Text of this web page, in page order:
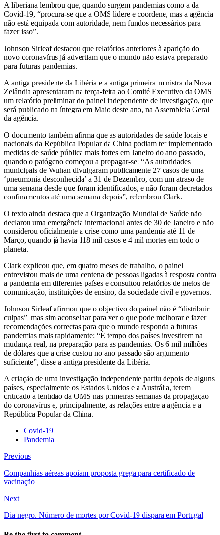
A liberiana lembrou que, quando surgem pandemias como a da
Covid-19, “procura-se que a OMS lidere e coordene, mas a agência
não está equipada com autoridade, nem fundos necessários para
fazer isso”.
Johnson Sirleaf destacou que relatórios anteriores à aparição do
novo coronavírus já advertiam que o mundo não estava preparado
para futuras pandemias.
A antiga presidente da Libéria e a antiga primeira-ministra da Nova
Zelândia apresentaram na terça-feira ao Comité Executivo da OMS
um relatório preliminar do painel independente de investigação, que
será publicado na íntegra em Maio deste ano, na Assembleia Geral
da agência.
O documento também afirma que as autoridades de saúde locais e
nacionais da República Popular da China podiam ter implementado
medidas de saúde pública mais fortes em Janeiro do ano passado,
quando o patógeno começou a propagar-se: “As autoridades
municipais de Wuhan divulgaram publicamente 27 casos de uma
‘pneumonia desconhecida’ a 31 de Dezembro, com um atraso de
uma semana desde que foram identificados, e não foram decretados
confinamentos até uma semana depois”, relembrou Clark.
O texto ainda destaca que a Organização Mundial de Saúde não
declarou uma emergência internacional antes de 30 de Janeiro e não
considerou oficialmente a crise como uma pandemia até 11 de
Março, quando já havia 118 mil casos e 4 mil mortes em todo o
planeta.
Clark explicou que, em quatro meses de trabalho, o painel
entrevistou mais de uma centena de pessoas ligadas à resposta contra
a pandemia em diferentes países e consultou relatórios de meios de
comunicação, instituições de ensino, da sociedade civil e governos.
Johnson Sirleaf afirmou que o objectivo do painel não é “distribuir
culpas”, mas sim aconselhar para ver o que pode melhorar e fazer
recomendações correctas para que o mundo responda a futuras
pandemias mais rapidamente: “É tempo dos países investirem na
mudança real, na preparação para as pandemias. Os 6 mil milhões
de dólares que a crise custou no ano passado são argumento
suficiente”, disse a antiga presidente da Libéria.
A criação de uma investigação independente partiu depois de alguns
países, especialmente os Estados Unidos e a Austrália, terem
criticado a lentidão da OMS nas primeiras semanas da propagação
do coronavírus e, principalmente, as relações entre a agência e a
República Popular da China.
Covid-19
Pandemia
Previous
Companhias aéreas apoiam proposta grega para certificado de
vacinação
Next
Dia negro. Número de mortes por Covid-19 dispara em Portugal